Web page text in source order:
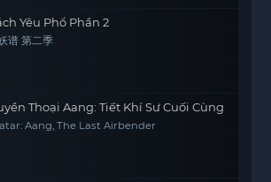
chắn sẽ giữ người xem dán mắt
với những pha hành động đầy kịch
bí mật dần được hé lộ.
Yêu Phổ Phần 2
谱 第二季
Thoại Aang: Tiết Khí Sư Cuối Cùng
Aang, The Last Airbender